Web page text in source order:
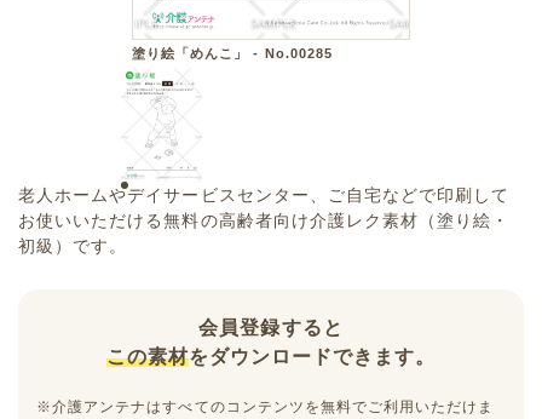
塗り絵「めんこ」 - No.00285
老人ホームやデイサービスセンター、ご自宅などで印刷して
お使いいただける無料の高齢者向け介護レク素材（塗り絵・
初級）です。
会員登録すると
この素材をダウンロードできます。
※介護アンテナはすべてのコンテンツを無料でご利用いただけま